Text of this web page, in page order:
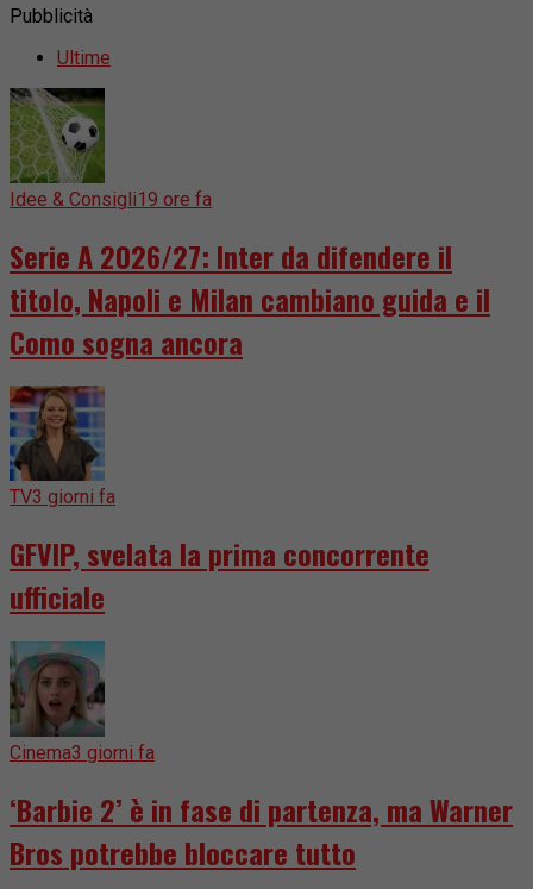
Pubblicità
Ultime
Idee & Consigli19 ore fa
Serie A 2026/27: Inter da difendere il
titolo, Napoli e Milan cambiano guida e il
Como sogna ancora
TV3 giorni fa
GFVIP, svelata la prima concorrente
ufficiale
Cinema3 giorni fa
‘Barbie 2’ è in fase di partenza, ma Warner
Bros potrebbe bloccare tutto